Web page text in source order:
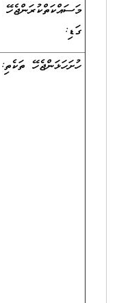
މަސައްކަތްކުރަންޖެހޭ
ގަޑި:
ހުށަހަޅަންޖެހޭ ތަކެތި: